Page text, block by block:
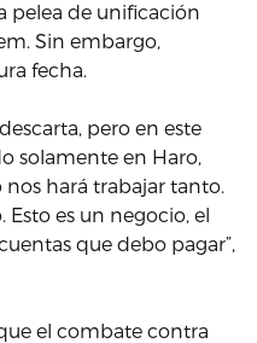
pelea de unificación
Sin embargo,
fecha.
pero en este
solamente en Haro,
hará trabajar tanto.
Esto es un negocio, el
que debo pagar”,
el combate contra